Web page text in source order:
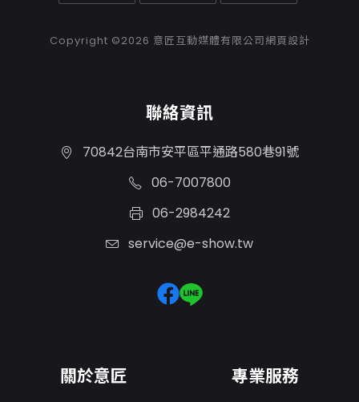
Copyright ©2026 意匠互動媒體有限公司網頁設計
聯絡資訊
70842台南市安平區平通路580巷91號
06-7007800
06-2984242
service@e-show.tw
關於意匠 專業服務